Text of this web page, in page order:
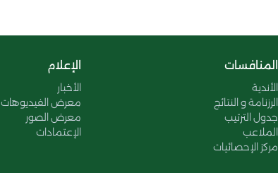
المنافسات
الأندية
الرزنامة و النتائج
جدول الترتيب
الملاعب
مركز الإحصائيات
الإعلام
الأخبار
معرض الفيديوهات
معرض الصور
الإعتمادات